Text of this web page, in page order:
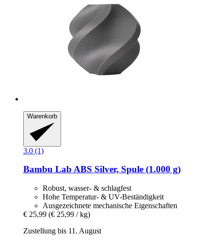
Warenkorb
3.0 (1)
Bambu Lab ABS Silver, Spule (1.000 g)
Robust, wasser- & schlagfest
Hohe Temperatur- & UV-Beständigkeit
Ausgezeichnete mechanische Eigenschaften
€ 25,99 (€ 25,99 / kg)
Zustellung bis 11. August